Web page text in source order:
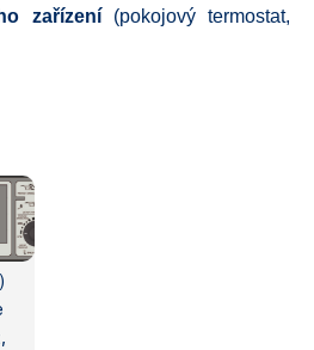
zařízení(pokojový termostat,